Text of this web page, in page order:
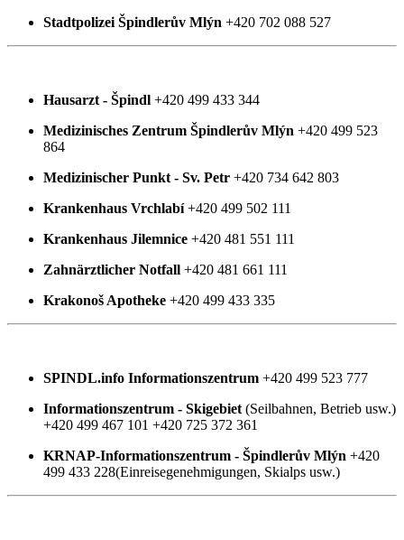
Stadtpolizei Špindlerův Mlýn +420 702 088 527
Hausarzt - Špindl +420 499 433 344
Medizinisches Zentrum Špindlerův Mlýn +420 499 523
864
Medizinischer Punkt - Sv. Petr +420 734 642 803
Krankenhaus Vrchlabí+420 499 502 111
Krankenhaus Jilemnice +420 481 551 111
Zahnärztlicher Notfall +420 481 661 111
Krakonoš Apotheke +420 499 433 335
SPINDL.info Informationszentrum +420 499 523 777
Informationszentrum - Skigebiet (Seilbahnen, Betrieb usw.)
+420 499 467 101 +420 725 372 361
KRNAP-Informationszentrum - Špindlerův Mlýn +420
499 433 228(Einreisegenehmigungen, Skialps usw.)